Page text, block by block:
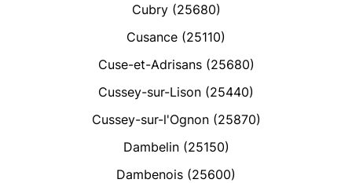
Cubry (25680)
Cusance (25110)
Cuse-et-Adrisans (25680)
Cussey-sur-Lison (25440)
Cussey-sur-l'Ognon (25870)
Dambelin (25150)
Dambenois (25600)